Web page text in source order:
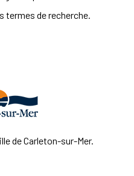
termes de recherche.
de Carleton-sur-Mer.